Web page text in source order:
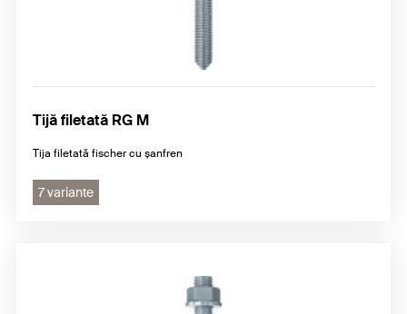
Tijă filetată RG M
Tija filetată fischer cu șanfren
7 variante